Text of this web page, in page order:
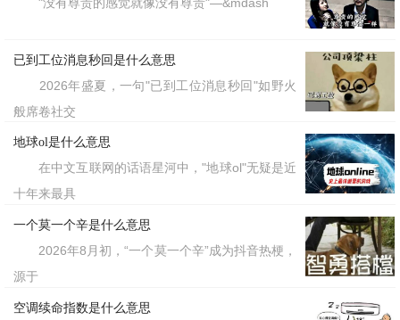
已到工位消息秒回是什么意思
2026年盛夏，一句"已到工位消息秒回"如野火
般席卷社交
地球ol是什么意思
在中文互联网的话语星河中，"地球ol"无疑是近
十年来最具
一个莫一个辛是什么意思
2026年8月初，“一个莫一个辛”成为抖音热梗，
源于
空调续命指数是什么意思